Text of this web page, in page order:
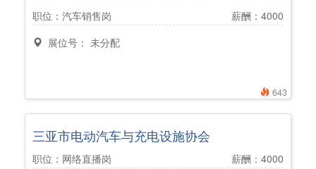
643
职位：汽车销售岗
薪酬：4000
展位号： 未分配
三亚市电动汽车与充电设施协会
职位：网络直播岗
薪酬：4000